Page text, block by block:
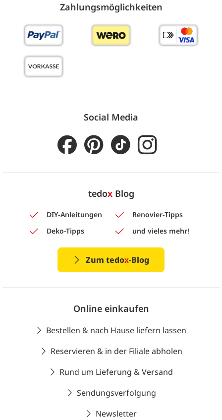
Zahlungs­möglich­keiten
Social Media
tedoxBlog
DIY-Anleitungen
Renovier-Tipps
Deko-Tipps
und vieles mehr!
Zum tedox-Blog
Online einkaufen
Bestellen & nach Hause liefern lassen
Reservieren & in der Filiale abholen
Rund um Lieferung & Versand
Sendungsverfolgung
Newsletter